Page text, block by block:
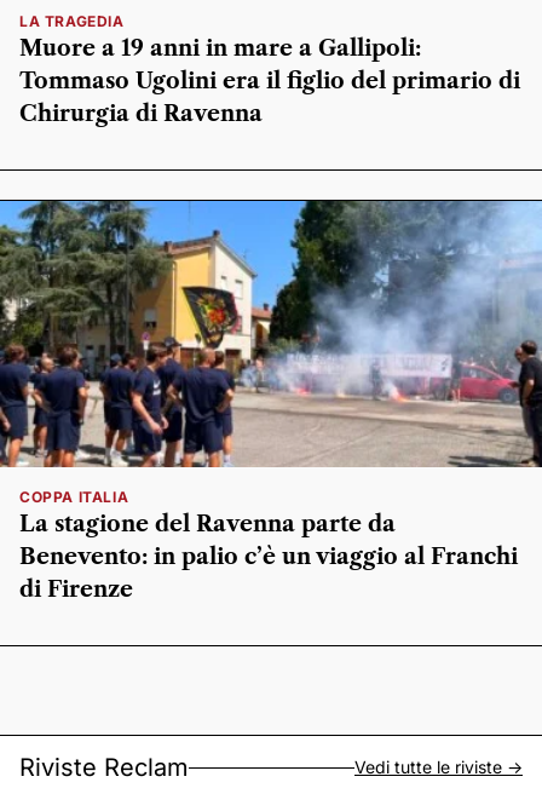
LA TRAGEDIA
Muore a 19 anni in mare a Gallipoli:
Tommaso Ugolini era il figlio del primario di
Chirurgia di Ravenna
COPPA ITALIA
La stagione del Ravenna parte da
Benevento: in palio c’è un viaggio al Franchi
di Firenze
Riviste Reclam Vedi tutte le riviste ->